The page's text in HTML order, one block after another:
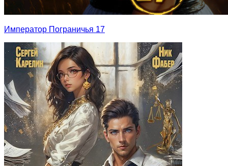
Император Пограничья 17